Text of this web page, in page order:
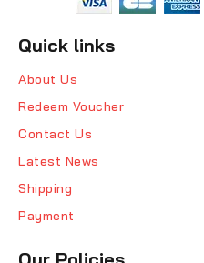
Quick links
About Us
Redeem Voucher
Contact Us
Latest News
Shipping
Payment